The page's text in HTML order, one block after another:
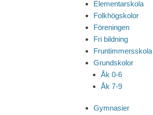
Elementarskola
Folkhögskolor
Föreningen
Fri bildning
Fruntimmersskola
Grundskolor
Åk 0-6
Åk 7-9
Gymnasier